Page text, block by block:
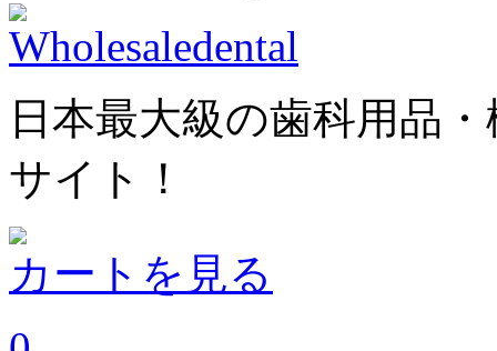
日本最大級の歯科用品
サイト！
カートを見る